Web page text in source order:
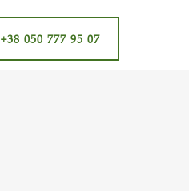
+38 050 777 95 07